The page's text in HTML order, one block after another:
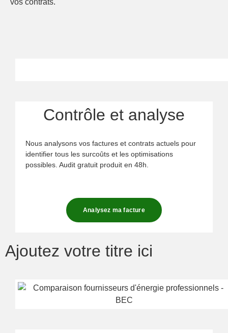
vos contrats.
Contrôle et analyse
Nous analysons vos factures et contrats actuels pour
identifier tous les surcoûts et les optimisations
possibles. Audit gratuit produit en 48h.
Analysez ma facture
Ajoutez votre titre ici